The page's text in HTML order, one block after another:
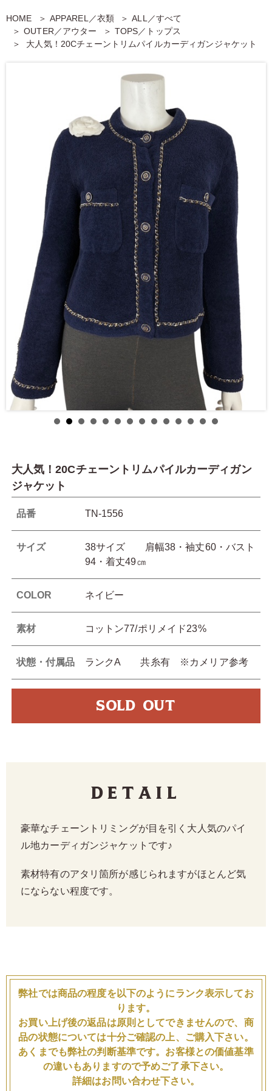
HOME APPAREL／衣類
ALL／すべて
OUTER／アウター
TOPS／トップス
大人気！20Cチェーントリムパイルカーディガンジャケット
大人気！20Cチェーントリムパイルカーディガン
ジャケット
品番 TN-1556
サイズ
38サイズ 肩幅38・袖丈60・バスト
94・着丈49㎝
COLOR ネイビー
素材 コットン77/ポリメイド23%
状態・付属品 ランクA 共糸有 ※カメリア参考
SOLD OUT
Detail
豪華なチェーントリミングが目を引く大人気のパイ
ル地カーディガンジャケットです♪
素材特有のアタリ箇所が感じられますがほとんど気
にならない程度です。
弊社では商品の程度を以下のようにランク表示してお
ります。
お買い上げ後の返品は原則としてできませんので、商
品の状態については十分ご確認の上、ご購入下さい。
あくまでも弊社の判断基準です。お客様との価値基準
の違いもありますので予めご了承下さい。
詳細はお問い合わせ下さい。